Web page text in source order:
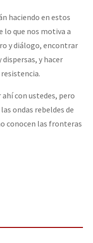
haciendo en estos
lo que nos motiva a
y diálogo, encontrar
y hacer
con ustedes, pero
ondas rebeldes de
conocen las fronteras